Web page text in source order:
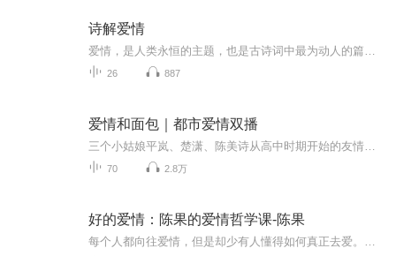
诗解爱情
26 887
爱情和面包｜都市爱情双播
70 2.8万
好的爱情：陈果的爱情哲学课-陈果